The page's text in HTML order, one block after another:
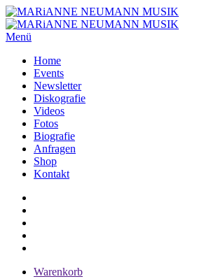
Menü
Home
Events
Newsletter
Diskografie
Videos
Fotos
Biografie
Anfragen
Shop
Kontakt
Warenkorb